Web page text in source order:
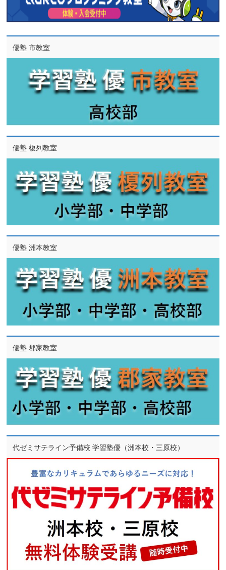
優塾 市教室
優塾 榎列教室
優塾 洲本教室
優塾 郡家教室
代ゼミサテライン予備校 学習塾優（洲本校・三原校）